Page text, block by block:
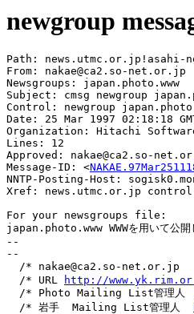
newgroup
Path: news.utmc.or.jp!asahi-
From: nakae@ca2.so-net.or.jp
Newsgroups: japan.photo.www
Subject: cmsg newgroup
Control: newgroup
Date: 25 Mar 1997 02:18:18
Organization: Hitachi
Lines: 12
Approved: nakae@ca2.so-
Message-ID: <
NNTP-Posting-Host:
Xref: news.utmc.or.jp
For your newsgroups file:
japan.photo.www WWWを用いて公開
--
--
/* nakae@ca2.so-net.or.jp
  /* URL
http://
  /* Photo Mailing List管理人
  /* 岩手  Mailing List管理人